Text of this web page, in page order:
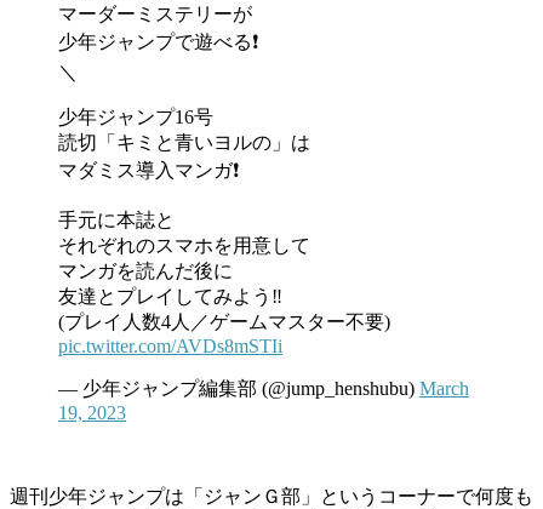
マーダーミステリーが
少年ジャンプで遊べる❗️
＼
少年ジャンプ16号
読切「キミと青いヨルの」は
マダミス導入マンガ❗️
手元に本誌と
それぞれのスマホを用意して
マンガを読んだ後に
友達とプレイしてみよう‼️
(プレイ人数4人／ゲームマスター不要)
pic.twitter.com/AVDs8mSTIi
— 少年ジャンプ編集部 (@jump_henshubu) March
19, 2023
週刊少年ジャンプは「ジャンＧ部」というコーナーで何度も